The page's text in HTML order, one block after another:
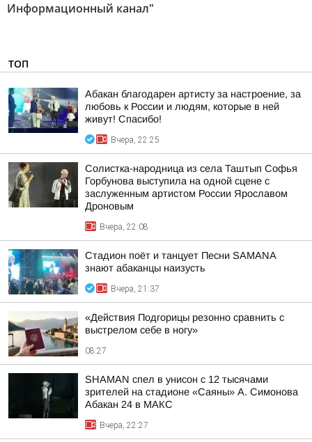
Информационный канал"
ТОП
Абакан благодарен артисту за настроение, за
любовь к России и людям, которые в ней
живут! Спасибо!
Вчера, 22:25
Солистка-народница из села Таштып Софья
Горбунова выступила на одной сцене с
заслуженным артистом России Ярославом
Дроновым
Вчера, 22:08
Стадион поёт и танцует Песни SAMANA
знают абаканцы наизусть
Вчера, 21:37
«Действия Подгорицы резонно сравнить с
выстрелом себе в ногу»
08:27
SHAMAN спел в унисон с 12 тысячами
зрителей на стадионе «Саяны» А. Симонова
Абакан 24 в МАКС
Вчера, 22:27